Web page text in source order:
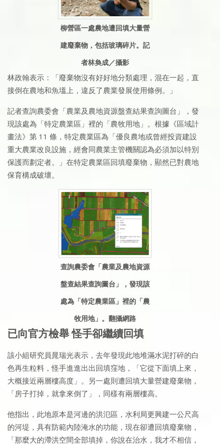
柳營區一處農地遭回填大量營
建廢棄物，包括玻璃碎片。記
者林奐成／攝影
林政翰表示：「廢棄物沒有好好地分類處理，混在一起，直
接倒在農地和魚塭上，違反了農業發展使用條例。」
記者查詢農委會「農業及農地資源盤查結果查詢圖台」，發
現該處為「特定農業區」裡的「農牧用地」。根據《區域計
畫法》第 11 條，特定農業區為「優良農地或曾經投資建設
重大農業改良設施，經會同農業主管機關認為必須加以特別
保護而劃定者。」在特定農業區回填廢棄物，顯然已對農地
保育構成破壞。
查詢農委會「農業及農地資源
盤查結果查詢圖台」，發現該
處為「特定農業區」裡的「農
牧用地」。翻攝網路
已向官方檢舉 怪手卻繼續回填
該小組研究員晁瑞光表示，去年發現此地堆滿水泥打碎的白
色再生粒料，怪手進進出出回填窪地，「它從下面填上來，
大概接近兩層樓高度」。另一處則遭回填大量營建廢棄物，
「房子打掉，就拿來倒了」，同樣有兩層樓高。
他指出，此地原本是河邊的洪氾區，水利局更興建一公尺高
的河堤，具有防範內陸淹水的功能，現在卻遭回填廢棄物，
「那麼大的滯洪空間全部填掉，你說在治水，我才不相信，